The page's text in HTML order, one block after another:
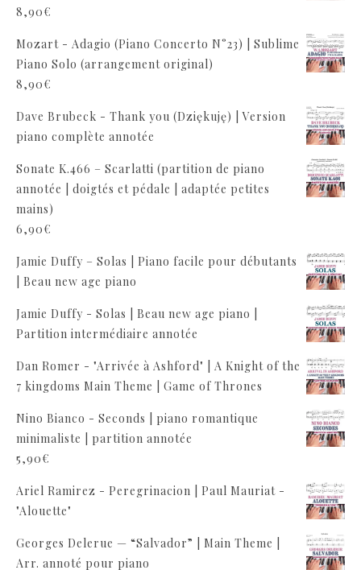
8,90€
Mozart - Adagio (Piano Concerto N°23) | Sublime
Piano Solo (arrangement original)
8,90€
Dave Brubeck - Thank you (Dziękuję) | Version
piano complète annotée
Sonate K.466 – Scarlatti (partition de piano
annotée | doigtés et pédale | adaptée petites
mains)
6,90€
Jamie Duffy – Solas | Piano facile pour débutants
| Beau new age piano
Jamie Duffy - Solas | Beau new age piano |
Partition intermédiaire annotée
Dan Romer - "Arrivée à Ashford" | A Knight of the
7 kingdoms Main Theme | Game of Thrones
Nino Bianco - Seconds | piano romantique
minimaliste | partition annotée
5,90€
Ariel Ramirez - Peregrinacion | Paul Mauriat -
"Alouette"
Georges Delerue — “Salvador” | Main Theme |
Arr. annoté pour piano